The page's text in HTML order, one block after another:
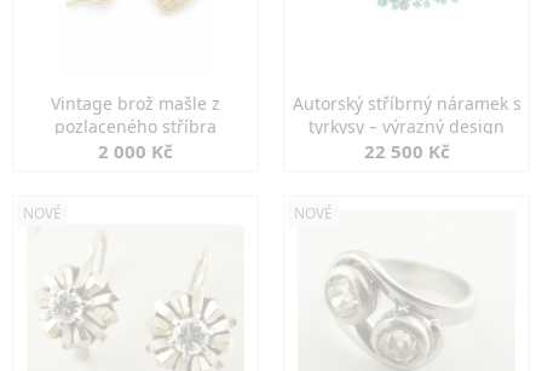
Vintage brož mašle z
pozlaceného stříbra
2 000 Kč
Autorský stříbrný náramek s
tyrkysy – výrazný design
22 500 Kč
NOVÉ NOVÉ